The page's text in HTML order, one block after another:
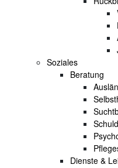
Soziales
Beratung
Dienste &